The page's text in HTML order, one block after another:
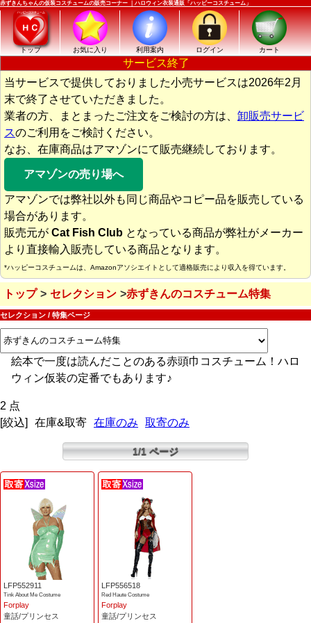
赤ずきんちゃんの仮装コスチュームの販売コーナー ｜ハロウィン衣装通販「ハッピーコスチューム」
トップ お気に入り 利用案内 ログイン カート
サービス終了
当サービスで提供しておりました小売サービスは2026年2月
末で終了させていただきました。
業者の方、まとまったご注文をご検討の方は、 卸販売サービ
スのご利用をご検討ください。
なお、在庫商品はアマゾンにて販売継続しております。
アマゾンの売り場へ
アマゾンでは弊社以外も同じ商品やコピー品を販売している
場合があります。
販売元が Cat Fish Club となっている商品が弊社がメーカー
より直接輸入販売している商品となります。
*ハッピーコスチュームは、Amazonアソシエイトとして適格販売により収入を得ています。
トップ セレクション 赤ずきんのコスチューム特集
セレクション / 特集ページ
絵本で一度は読んだことのある赤頭巾コスチューム！ハロ
ウィン仮装の定番でもあります♪
2 点
[絞込]
在庫&取寄 在庫のみ 取寄のみ
1/1 ページ
LFP552911
Tink About Me Costume
Forplay
童話/プリンセス
LFP556518
Red Haute Costume
Forplay
童話/プリンセス